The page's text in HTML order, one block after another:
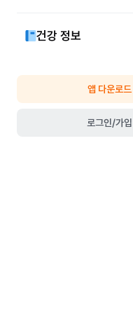
건강 정보
앱 다운로드
로그인/가입